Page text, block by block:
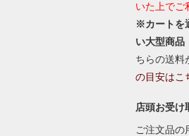
いた上でご
※カートを
い大型商品
ちらの送料
の目安はこ
店頭お受け
ご注文品の